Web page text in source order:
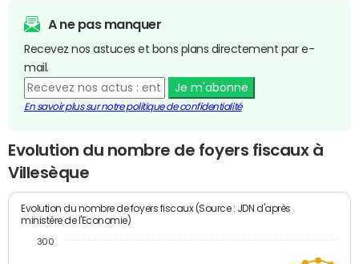
A ne pas manquer
Recevez nos astuces et bons plans directement par e-
mail.
Je m'abonne
En savoir plus sur notre politique de confidentialité
Evolution du nombre de foyers fiscaux à
Villesèque
Evolution du nombre de foyers fiscaux (Source : JDN d'après
ministère de l'Economie)
300